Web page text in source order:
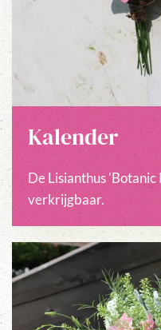
Kalender
De Lisianthus 'Botanic
verkrijgbaar.